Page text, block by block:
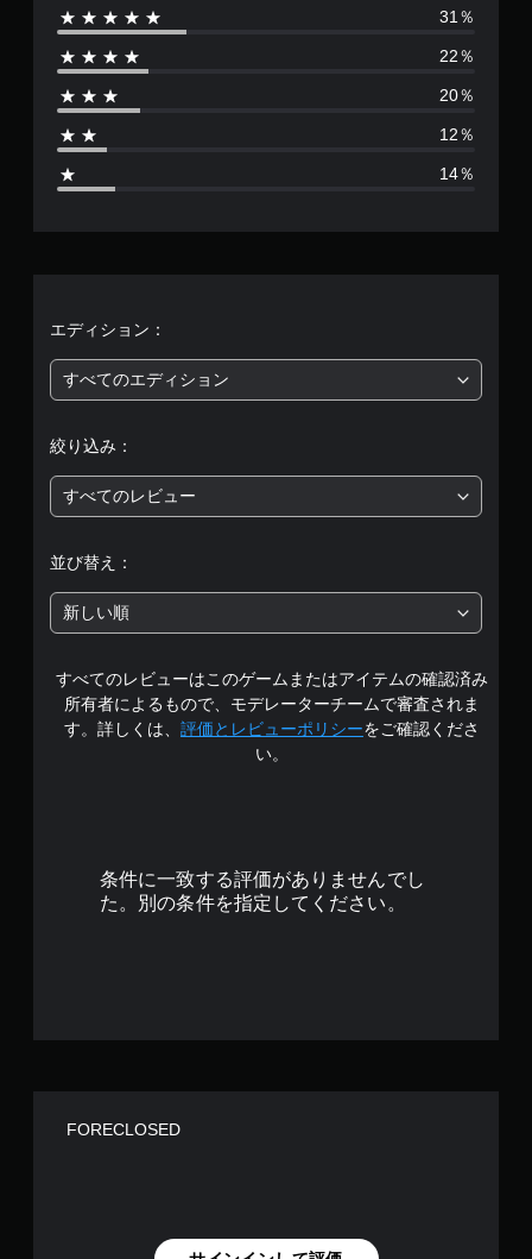
数
は
4
評
は
5
階
中
の
3
31％
22％
20％
12％
14％
エディション：
すべてのエディション
絞り込み：
すべてのレビュー
並び替え：
新しい順
すべてのレビューはこのゲームまたはアイテムの確認済み
所有者によるもので、モデレーターチームで審査されま
す。詳しくは、 評価とレビューポリシーをご確認くださ
い。
条件に一致する評価がありませんでし
た。別の条件を指定してください。
FORECLOSED